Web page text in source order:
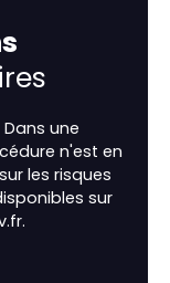
une
n'est en
les risques
sur